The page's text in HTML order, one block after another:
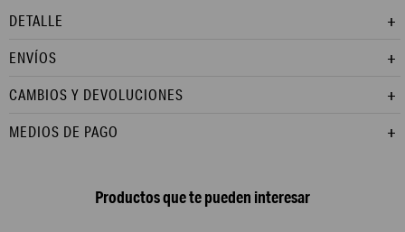
DETALLE
ENVÍOS
CAMBIOS Y DEVOLUCIONES
MEDIOS DE PAGO
Productos que te pueden interesar